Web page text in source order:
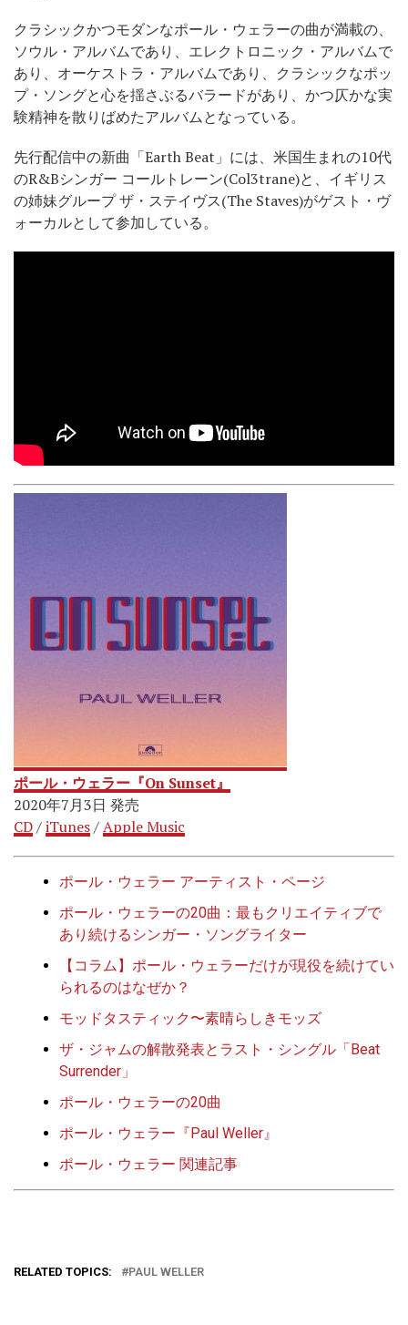
クラシックかつモダンなポール・ウェラーの曲が満載の、
ソウル・アルバムであり、エレクトロニック・アルバムで
あり、オーケストラ・アルバムであり、クラシックなポッ
プ・ソングと心を揺さぶるバラードがあり、かつ仄かな実
験精神を散りばめたアルバムとなっている。
先行配信中の新曲「Earth Beat」には、米国生まれの10代
のR&Bシンガー コールトレーン(Col3trane)と、イギリス
の姉妹グループ ザ・ステイヴス(The Staves)がゲスト・ヴ
ォーカルとして参加している。
ポール・ウェラー『On Sunset』
2020年7月3日 発売
CD/iTunes/Apple Music
ポール・ウェラー アーティスト・ページ
ポール・ウェラーの20曲：最もクリエイティブで
あり続けるシンガー・ソングライター
【コラム】ポール・ウェラーだけが現役を続けてい
られるのはなぜか？
モッドタスティック〜素晴らしきモッズ
ザ・ジャムの解散発表とラスト・シングル「Beat
Surrender」
ポール・ウェラーの20曲
ポール・ウェラー『Paul Weller』
ポール・ウェラー 関連記事
RELATED TOPICS: PAUL WELLER